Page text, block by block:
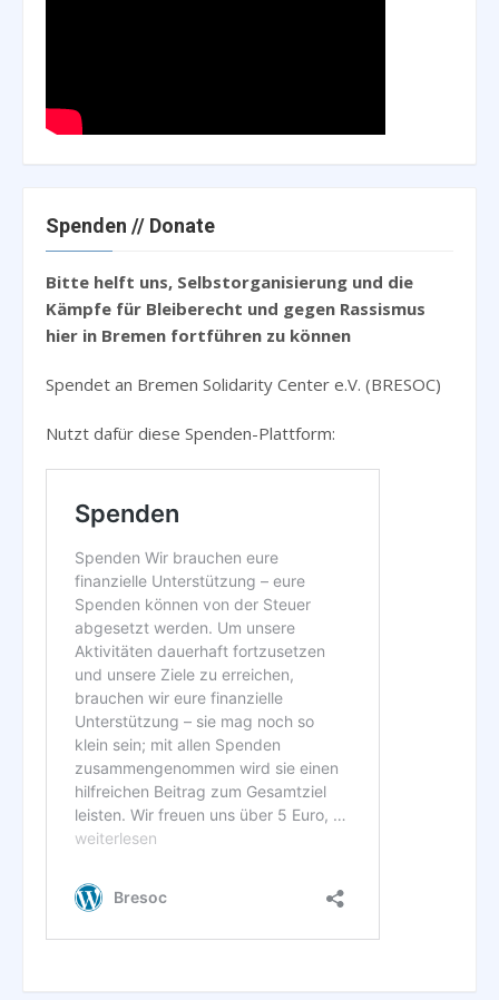
Spenden // Donate
Bitte helft uns, Selbstorganisierung und die
Kämpfe für Bleiberecht und gegen Rassismus
hier in Bremen fortführen zu können
Spendet an Bremen Solidarity Center e.V. (BRESOC)
Nutzt dafür diese Spenden-Plattform: